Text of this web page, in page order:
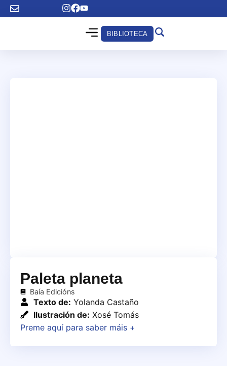
BIBLIOTECA
Paleta planeta
Baía Edicións
Texto de: Yolanda Castaño
Ilustración de: Xosé Tomás
Preme aquí para saber máis +